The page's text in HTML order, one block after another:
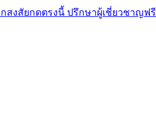
สงสัยกดตรงนี้ ปรึกษาผู้เชี่ยวชาญฟรี